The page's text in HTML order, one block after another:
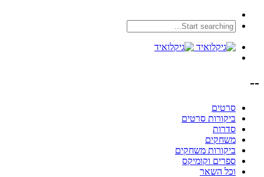
--
סרטים
ביקורות סרטים
סדרות
משחקים
ביקורות משחקים
ספרים וקומיקס
וכל השאר